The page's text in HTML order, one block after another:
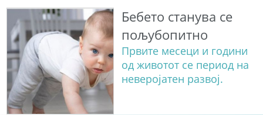
Бебето станува сe
пољубопитно
Првите месеци и години
од животот се период на
неверојатен развој.